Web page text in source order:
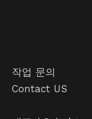
작업 문의
Contact US